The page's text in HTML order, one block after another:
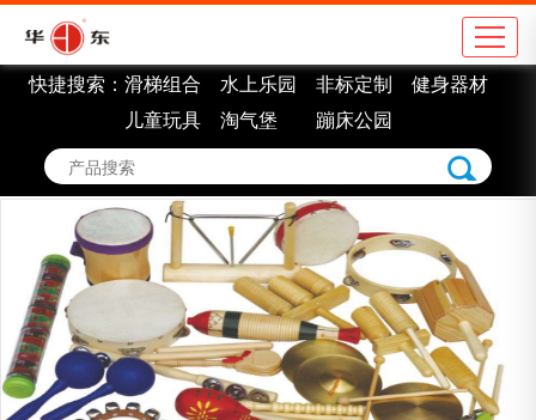
公司简介
组织架构
车间展示
企业认证
企业荣誉
快捷搜索： 滑梯组合 水上乐园 非标定制
健身器材
儿童玩具
淘气堡 蹦床公园